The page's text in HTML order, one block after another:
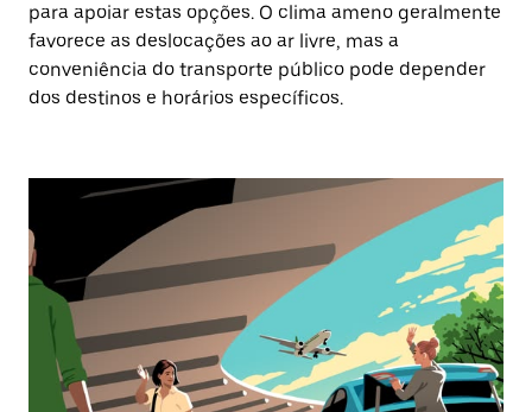
para apoiar estas opções. O clima ameno geralmente
favorece as deslocações ao ar livre, mas a
conveniência do transporte público pode depender
dos destinos e horários específicos.